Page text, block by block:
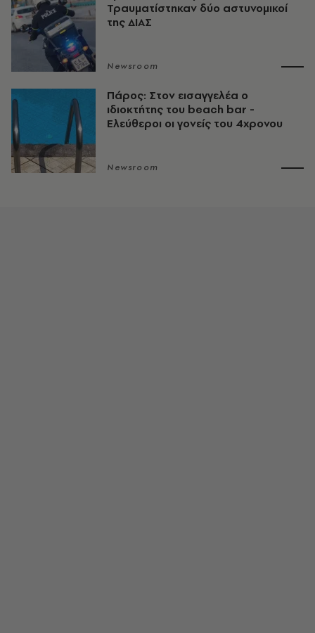
Τραυματίστηκαν δύο αστυνομικοί
της ΔΙΑΣ
Newsroom
Πάρος: Στον εισαγγελέα ο
ιδιοκτήτης του beach bar -
Ελεύθεροι οι γονείς του 4χρονου
Newsroom